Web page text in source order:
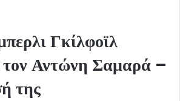
Γκίλφοϊλ
τον Αντώνη Σαμαρά –
της